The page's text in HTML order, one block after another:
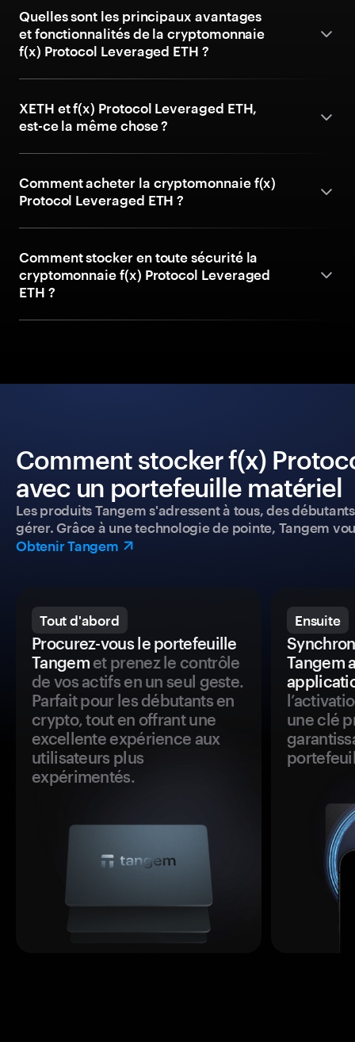
Quelles sont les principaux avantages
et fonctionnalités de la cryptomonnaie
f(x) Protocol Leveraged ETH ?
XETH et f(x) Protocol Leveraged ETH,
est-ce la même chose ?
Comment acheter la cryptomonnaie f(x)
Protocol Leveraged ETH ?
Comment stocker en toute sécurité la
cryptomonnaie f(x) Protocol Leveraged
ETH ?
Comment stocker f(x)
avec un portefeuille matériel
Les produits Tangem s'adressent à tous, des
gérer. Grâce à une technologie de pointe, Tangem
Obtenir Tangem
Tout d'abord
Procurez-vous le portefeuille
Tangemet prenez le contrôle
de vos actifs en un seul geste.
Parfait pour les débutants en
crypto, tout en offrant une
excellente expérience aux
utilisateurs plus
expérimentés.
Ensuite
Tangem
une clé